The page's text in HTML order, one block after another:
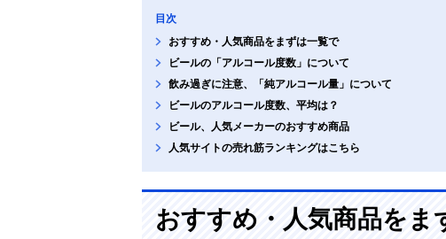
目次
おすすめ・人気商品をまずは一覧で
ビールの「アルコール度数」について
飲み過ぎに注意、「純アルコール量」について
ビールのアルコール度数、平均は？
ビール、人気メーカーのおすすめ商品
人気サイトの売れ筋ランキングはこちら
おすすめ・人気商品をま